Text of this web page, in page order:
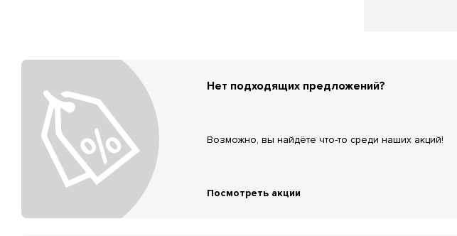
Нет подходящих предложений?
Возможно, вы найдёте что-то среди наших акций!
Посмотреть акции